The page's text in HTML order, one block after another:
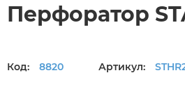
Перфоратор
Код: 8820 Артикул: